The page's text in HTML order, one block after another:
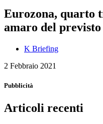
Eurozona, quarto
amaro del previsto
K Briefing
2 Febbraio 2021
Pubblicità
Articoli recenti